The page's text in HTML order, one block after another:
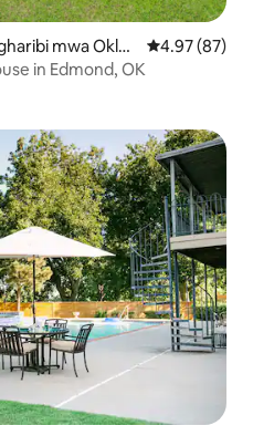
mwa Oklah
Ukadiriaji wa
4.97 (87)
in Edmond, OK